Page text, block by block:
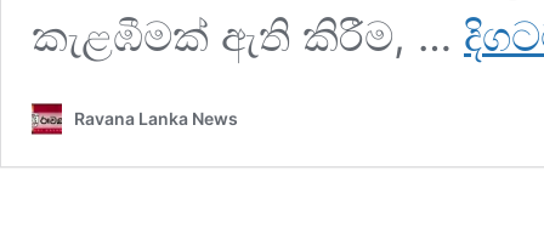
කැළඹීමක් ඇති කිරීම, …
Ravana Lanka News